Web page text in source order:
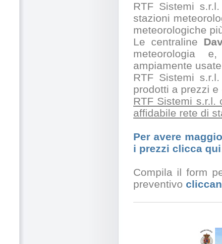
RTF Sistemi
stazioni
meteorologiche
Le centraline
meteorologia
ampiamente
RTF Sistemi
prodotti a prezzi
RTF Sistemi s.r.l.
affidabile rete di
Per avere
i prezzi clicca qui
Compila il form
preventivo